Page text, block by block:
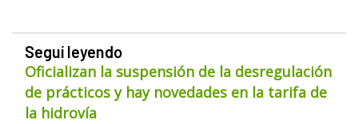
Seguí leyendo
Oficializan la suspensión de la desregulación
de prácticos y hay novedades en la tarifa de
la hidrovía